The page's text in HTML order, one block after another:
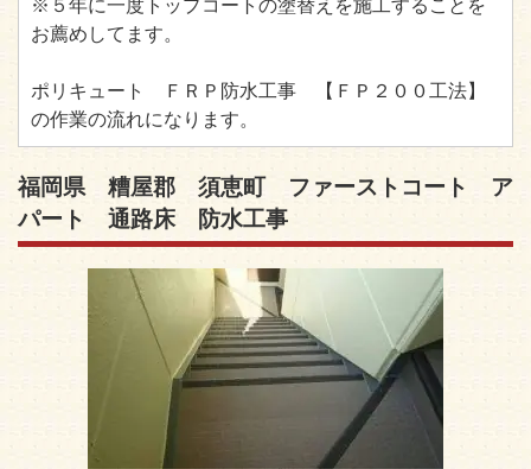
※５年に一度トップコートの塗替えを施工することを
お薦めしてます。
ポリキュート ＦＲＰ防水工事 【ＦＰ２００工法】
の作業の流れになります。
福岡県 糟屋郡 須恵町 ファーストコート ア
パート 通路床 防水工事